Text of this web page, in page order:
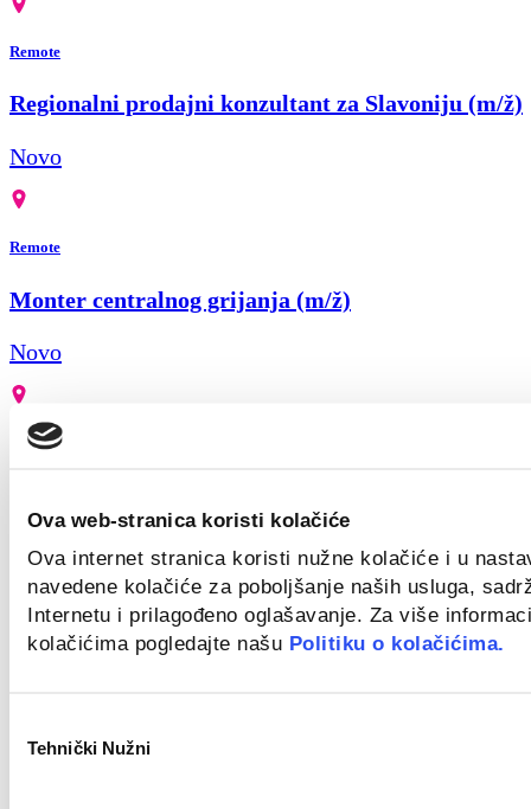
Ova web-stranica koristi kolačiće
Ova internet stranica koristi nužne kolačiće i u
navedene kolačiće za poboljšanje naših usluga,
Internetu i prilagođeno oglašavanje. Za više
kolačićima pogledajte našu Politiku o kolačićima.
pristanka
Tehnički Nužni
Remote
Regionalni prodajni konzultant za Slavoniju (m/ž)
Novo
Remote
Monter centralnog grijanja (m/ž)
Novo
Zagreb
Novo
Zagreb
Novo